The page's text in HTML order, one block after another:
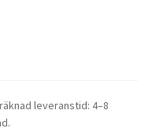
leveranstid: 4–8